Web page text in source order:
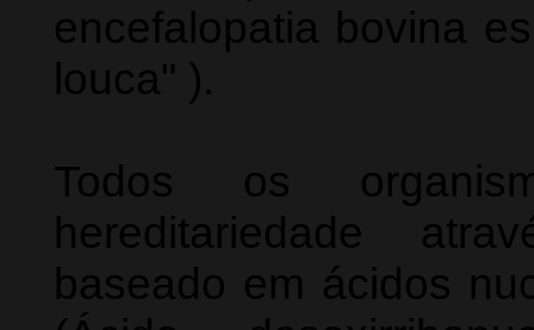
encefalopatia bovina
louca" ).
Todos os
hereditariedade
baseado em ácidos